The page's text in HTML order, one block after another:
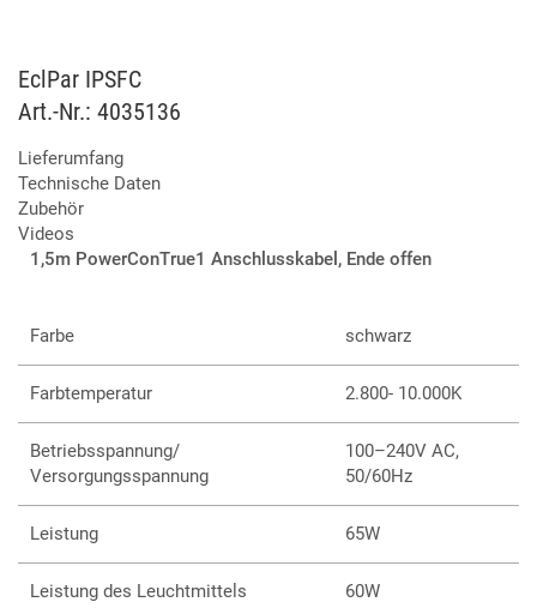
IP65 klassifiziert
Farbwiedergabeindex >90
Lüfterlos
Flexibles Linsensystem
AmberShift sowie +/- Grün und Magenta per DMX
steuerbar
EclPar IPSFC
Art.-Nr.: 4035136
Lieferumfang
Technische Daten
Zubehör
Videos
1,5m PowerConTrue1 Anschlusskabel, Ende offen
Farbe schwarz
Farbtemperatur 2.800- 10.000K
Betriebsspannung/
Versorgungsspannung
100–240V AC,
50/60Hz
Leistung 65W
Leistung des Leuchtmittels 60W